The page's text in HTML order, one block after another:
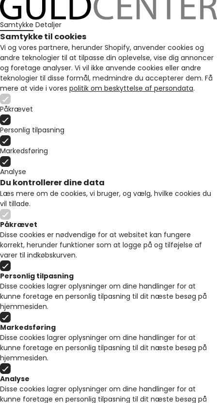
Samtykke Detaljer
Samtykke til cookies
Vi og vores partnere, herunder Shopify, anvender cookies og
andre teknologier til at tilpasse din oplevelse, vise dig annoncer
og foretage analyser. Vi vil ikke anvende cookies eller andre
teknologier til disse formål, medmindre du accepterer dem. Få
mere at vide i vores politik om beskyttelse af persondata.
Påkrævet
Personlig tilpasning
Markedsføring
Analyse
Du kontrollerer dine data
Læs mere om de cookies, vi bruger, og vælg, hvilke cookies du
vil tillade.
Påkrævet
Disse cookies er nødvendige for at websitet kan fungere
korrekt, herunder funktioner som at logge på og tilføjelse af
varer til indkøbskurven.
Personlig tilpasning
Disse cookies lagrer oplysninger om dine handlinger for at
kunne foretage en personlig tilpasning til dit næste besøg på
hjemmesiden.
Markedsføring
Disse cookies lagrer oplysninger om dine handlinger for at
kunne foretage en personlig tilpasning til dit næste besøg på
hjemmesiden.
Analyse
Disse cookies lagrer oplysninger om dine handlinger for at
kunne foretage en personlig tilpasning til dit næste besøg på